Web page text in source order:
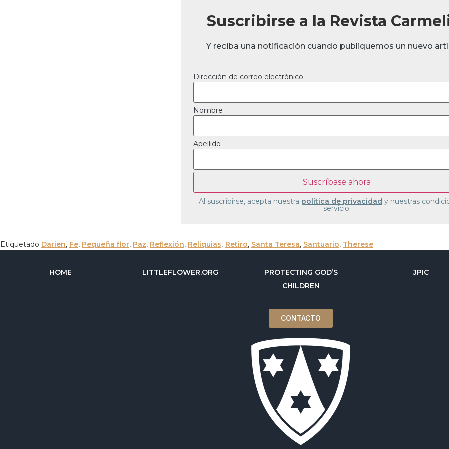
Suscribirse a la Revista
Y reciba una notificación cuando publiquemos un nuevo
Dirección de correo electrónico
Nombre
Apellido
Al suscribirse, acepta nuestra política de privacidad y nuestras
servicio.
Etiquetado Darien, Fe, Pequeña flor, Paz, Reflexión, Reliquias, Retiro, Santa Teresa, Santuario, Therese
HOME LITTLEFLOWER.ORG
PROTECTING GOD’S
CHILDREN
CONTACTO
JPIC